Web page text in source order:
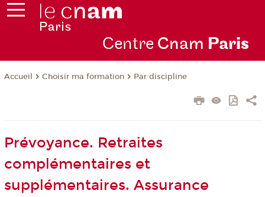
Centre Cnam Paris
Accueil Choisir ma formation Par discipline
Prévoyance. Retraites
complémentaires et
supplémentaires. Assurance